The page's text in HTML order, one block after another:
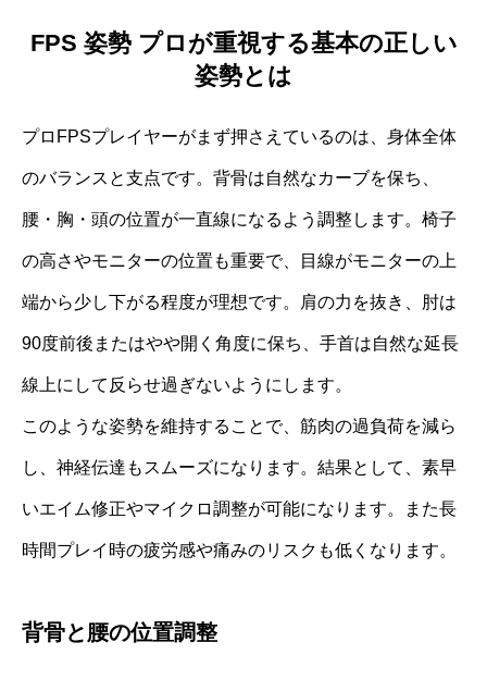
FPS 姿勢 プロが重視する基本の正しい
姿勢とは
プロFPSプレイヤーがまず押さえているのは、身体全体
のバランスと支点です。背骨は自然なカーブを保ち、
腰・胸・頭の位置が一直線になるよう調整します。椅子
の高さやモニターの位置も重要で、目線がモニターの上
端から少し下がる程度が理想です。肩の力を抜き、肘は
90度前後またはやや開く角度に保ち、手首は自然な延長
線上にして反らせ過ぎないようにします。
このような姿勢を維持することで、筋肉の過負荷を減ら
し、神経伝達もスムーズになります。結果として、素早
いエイム修正やマイクロ調整が可能になります。また長
時間プレイ時の疲労感や痛みのリスクも低くなります。
背骨と腰の位置調整